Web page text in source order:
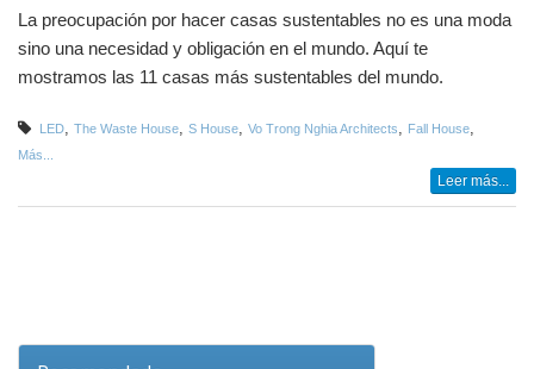
La preocupación por hacer casas sustentables no es una moda
sino una necesidad y obligación en el mundo. Aquí te
mostramos las 11 casas más sustentables del mundo.
LED The Waste House S House Vo Trong Nghia Architects Fall House
Más...
Leer más...